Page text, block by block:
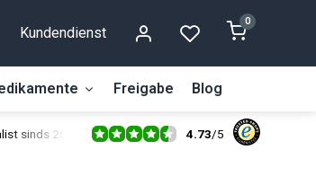
Kundendienst
0
Freigabe Blog
sinds 2014 4.73/5